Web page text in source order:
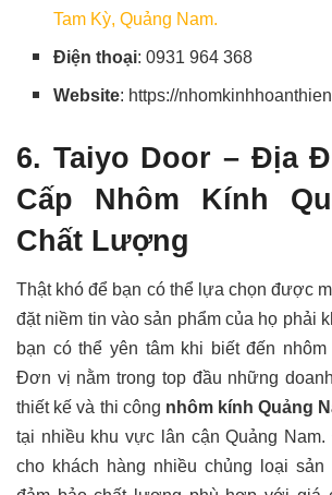
Tam Kỳ, Quảng Nam.
Điện thoại: 0931 964 368
Website: https://
6. Taiyo Door – Địa
Cấp Nhôm Kính
Chất Lượng
Thật khó để bạn có thể lựa chọn được
đặt niềm tin vào sản phẩm của họ phải
bạn có thể yên tâm khi biết đến nhôm
Đơn vị nằm trong top đầu những
thiết kế và thi công nhôm kính Quảng
tại nhiều khu vực lân cận Quảng
cho khách hàng nhiều chủng loại sản